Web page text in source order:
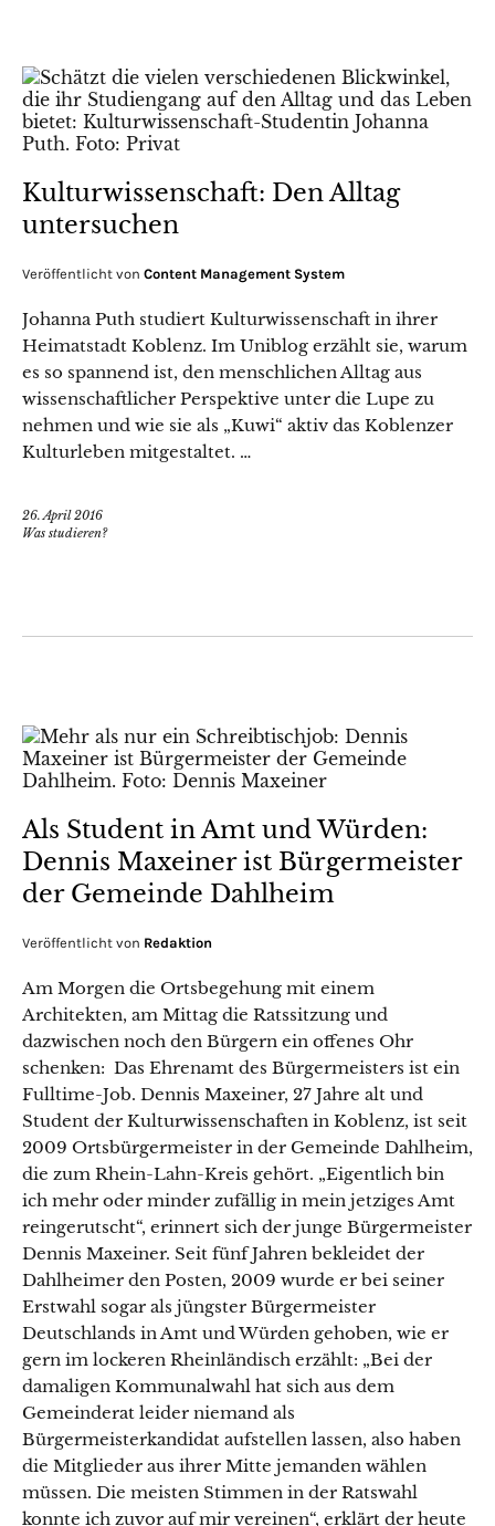
Kulturwissenschaft: Den Alltag
untersuchen
Veröffentlicht von Content Management System
Johanna Puth studiert Kulturwissenschaft in ihrer
Heimatstadt Koblenz. Im Uniblog erzählt sie, warum
es so spannend ist, den menschlichen Alltag aus
wissenschaftlicher Perspektive unter die Lupe zu
nehmen und wie sie als „Kuwi“ aktiv das Koblenzer
Kulturleben mitgestaltet. …
26. April 2016
Was studieren?
Als Student in Amt und Würden:
Dennis Maxeiner ist Bürgermeister
der Gemeinde Dahlheim
Veröffentlicht von Redaktion
Am Morgen die Ortsbegehung mit einem
Architekten, am Mittag die Ratssitzung und
dazwischen noch den Bürgern ein offenes Ohr
schenken: Das Ehrenamt des Bürgermeisters ist ein
Fulltime-Job. Dennis Maxeiner, 27 Jahre alt und
Student der Kulturwissenschaften in Koblenz, ist seit
2009 Ortsbürgermeister in der Gemeinde Dahlheim,
die zum Rhein-Lahn-Kreis gehört. „Eigentlich bin
ich mehr oder minder zufällig in mein jetziges Amt
reingerutscht“, erinnert sich der junge Bürgermeister
Dennis Maxeiner. Seit fünf Jahren bekleidet der
Dahlheimer den Posten, 2009 wurde er bei seiner
Erstwahl sogar als jüngster Bürgermeister
Deutschlands in Amt und Würden gehoben, wie er
gern im lockeren Rheinländisch erzählt: „Bei der
damaligen Kommunalwahl hat sich aus dem
Gemeinderat leider niemand als
Bürgermeisterkandidat aufstellen lassen, also haben
die Mitglieder aus ihrer Mitte jemanden wählen
müssen. Die meisten Stimmen in der Ratswahl
konnte ich zuvor auf mir vereinen“, erklärt der heute